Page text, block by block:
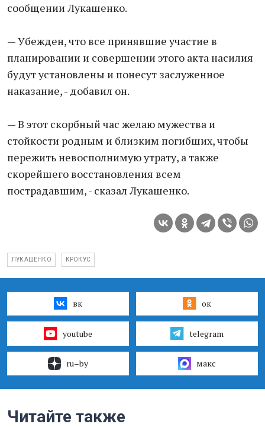
сообщении Лукашенко.
— Убежден, что все принявшие участие в
планировании и совершении этого акта насилия
будут установлены и понесут заслуженное
наказание, - добавил он.
— В этот скорбный час желаю мужества и
стойкости родным и близким погибших, чтобы
пережить невосполнимую утрату, а также
скорейшего восстановления всем
пострадавшим, - сказал Лукашенко.
ЛУКАШЕНКО КРОКУС
вк ок
youtube telegram
ru–by макс
Читайте также